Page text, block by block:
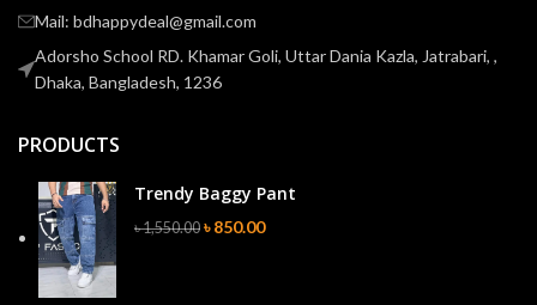
Mail: bdhappydeal@gmail.com
Adorsho School RD. Khamar Goli, Uttar Dania Kazla, Jatrabari, ,
Dhaka, Bangladesh, 1236
PRODUCTS
Trendy Baggy Pant
৳1,550.00 ৳850.00